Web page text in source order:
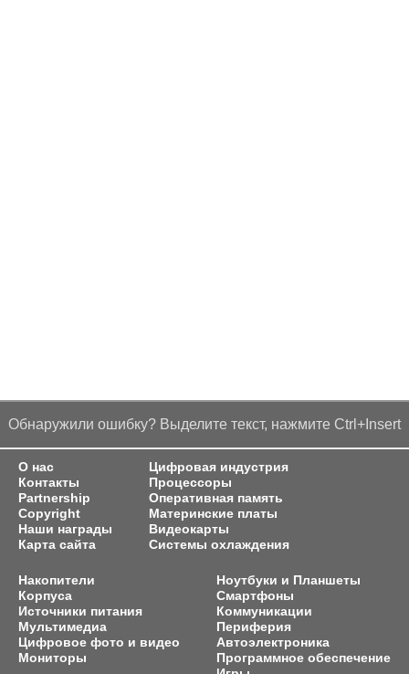
Обнаружили ошибку? Выделите текст, нажмите Ctrl+Insert
О нас
Контакты
Partnership
Copyright
Наши награды
Карта сайта
Цифровая индустрия
Процессоры
Оперативная память
Материнские платы
Видеокарты
Системы охлаждения
Накопители
Корпуса
Источники питания
Мультимедиа
Цифровое фото и видео
Мониторы
Ноутбуки и Планшеты
Смартфоны
Коммуникации
Периферия
Автоэлектроника
Программное обеспечение